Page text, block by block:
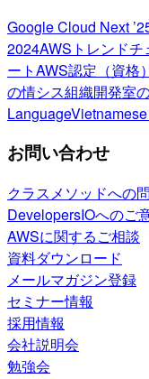
Google Cloud Next
2024AWSトレンドチ
ートAWS認定（資格）
の情シス組織開発室
Language
お問い合わせ
クラスメソッドへの
DevelopersIOへのご
AWSに関するご相談
資料ダウンロード
メールマガジン登録
セミナー情報
採用情報
会社説明会
勉強会